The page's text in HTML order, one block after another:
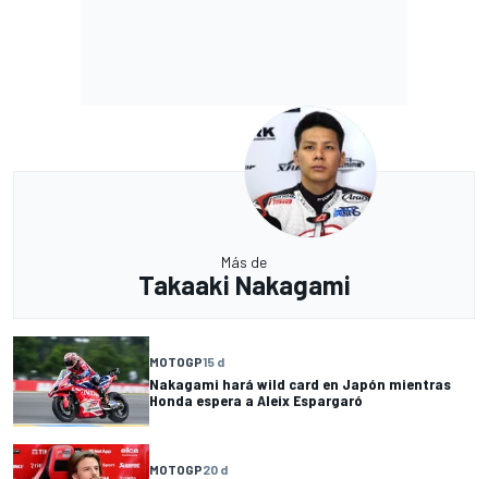
Más de
Takaaki Nakagami
MOTOGP15 d
Nakagami hará wild card en Japón mientras
Honda espera a Aleix Espargaró
MOTOGP20 d